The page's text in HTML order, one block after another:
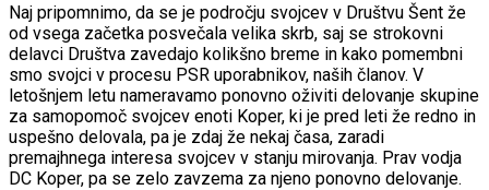
Naj pripomnimo, da se je področju svojcev v Društvu Šent že
od vsega začetka posvečala velika skrb, saj se strokovni
delavci Društva zavedajo kolikšno breme in kako pomembni
smo svojci v procesu PSR uporabnikov, naših članov. V
letošnjem letu nameravamo ponovno oživiti delovanje skupine
za samopomoč svojcev enoti Koper, ki je pred leti že redno in
uspešno delovala, pa je zdaj že nekaj časa, zaradi
premajhnega interesa svojcev v stanju mirovanja. Prav vodja
DC Koper, pa se zelo zavzema za njeno ponovno delovanje.